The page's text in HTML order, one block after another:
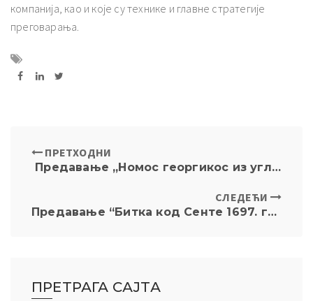
компанија, као и које су технике и главне стратегије
преговарања.
ПРЕТХОДНИ
Предавање „Номос георгикос из угла једног филолога“ одржано у клубу Forvm Romanvm
СЛЕДЕЋИ
Предавање “Битка код Сенте 1697. године” одржано у клубу Forvm Romanvm
ПРЕТРАГА САЈТА